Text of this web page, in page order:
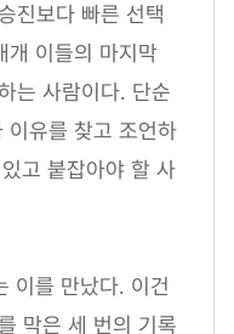
진보다 빠른 선택
개 이들의 마지막
는 사람이다. 단순
이유를 찾고 조언하
고 붙잡아야 할 사
이를 만났다. 이건
막은 세 번의 기록